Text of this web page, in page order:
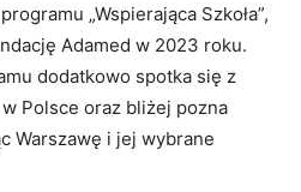
„Wspierająca Szkoła”,
Adamed w 2023 roku.
dodatkowo spotka się z
Polsce oraz bliżej pozna
Warszawę i jej wybrane